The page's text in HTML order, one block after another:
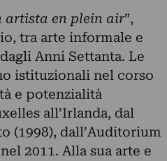
artista en plein air”,
tra arte informale e
Anni Settanta. Le
istituzionali nel corso
e potenzialità
all’Irlanda, dal
(1998), dall’Auditorium
2011. Alla sua arte e